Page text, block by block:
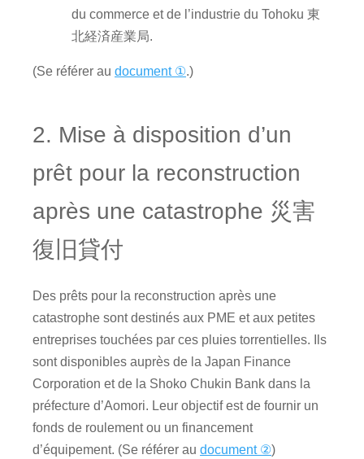
du commerce et de l’industrie du Tohoku 東
北経済産業局.
(Se référer au document ①.)
2. Mise à disposition d’un
prêt pour la reconstruction
après une catastrophe 災害
復旧貸付
Des prêts pour la reconstruction après une
catastrophe sont destinés aux PME et aux petites
entreprises touchées par ces pluies torrentielles. Ils
sont disponibles auprès de la Japan Finance
Corporation et de la Shoko Chukin Bank dans la
préfecture d’Aomori. Leur objectif est de fournir un
fonds de roulement ou un financement
d’équipement. (Se référer au document ②)